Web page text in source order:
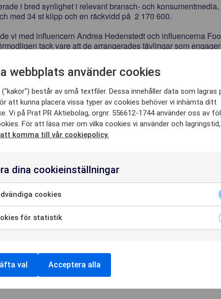
HÄR
i bred synlighet i relevant bransch- och
med 34 st klipp och en räckvidd på 2 170 600.
vi med influencern Andrea Hedenstedt och influencerna
tack vare att de arrangerades tävlingar som
micro-influencers som resulterade i bra UCG-material för
gjorde även ett kreativt influencer-utskick med en tropisk och
vårt KPI.
arrangerade vi ett event på Gamla Orangeriet, eventet
från evenemanget, och med en fantastisk räckvidd på 1 012
fick kampanjen i sin helhet en total räckvidd på 3 724
webbplats använder cookies
består av små textfiler. Dessa innehåller data som lagras
att kunna placera vissa typer av cookies behöver vi inhämta ditt
Vi på Prat PR Aktiebolag, orgnr. 556612-1744 använder oss av
För att läsa mer om vilka cookies vi använder och
komma till vår cookiepolicy.
dina cookieinställningar
cookies
för statistik
val Acceptera alla